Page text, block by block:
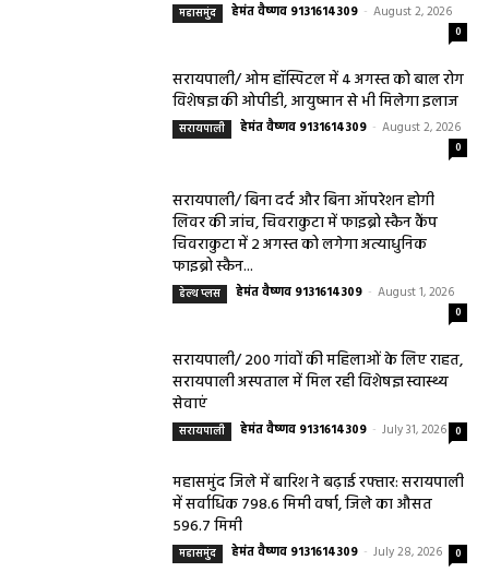
महासमुंद हेमंत वैष्णव 9131614309 - August 2, 2026
0
सरायपाली/ ओम हॉस्पिटल में 4 अगस्त को बाल रोग
विशेषज्ञ की ओपीडी, आयुष्मान से भी मिलेगा इलाज
सरायपाली हेमंत वैष्णव 9131614309 - August 2, 2026
0
सरायपाली/ बिना दर्द और बिना ऑपरेशन होगी
लिवर की जांच, चिवराकुटा में फाइब्रो स्कैन कैंप
चिवराकुटा में 2 अगस्त को लगेगा अत्याधुनिक
फाइब्रो स्कैन...
हेल्थ प्लस हेमंत वैष्णव 9131614309 - August 1, 2026
0
सरायपाली/ 200 गांवों की महिलाओं के लिए राहत,
सरायपाली अस्पताल में मिल रही विशेषज्ञ स्वास्थ्य
सेवाएं
सरायपाली हेमंत वैष्णव 9131614309 - July 31, 2026 0
महासमुंद जिले में बारिश ने बढ़ाई रफ्तार: सरायपाली
में सर्वाधिक 798.6 मिमी वर्षा, जिले का औसत
596.7 मिमी
महासमुंद हेमंत वैष्णव 9131614309 - July 28, 2026 0